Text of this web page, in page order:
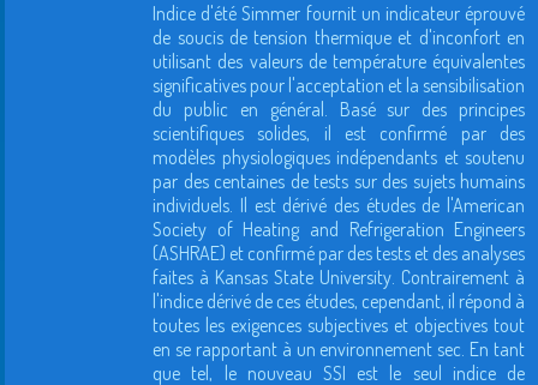
Indice d'été Simmer fournit un indicateur éprouvé
de soucis de tension thermique et d'inconfort en
utilisant des valeurs de température équivalentes
significatives pour l'acceptation et la sensibilisation
du public en général. Basé sur des principes
scientifiques solides, il est confirmé par des
modèles physiologiques indépendants et soutenu
par des centaines de tests sur des sujets humains
individuels. Il est dérivé des études de l'American
Society of Heating and Refrigeration Engineers
(ASHRAE) et confirmé par des tests et des analyses
faites à Kansas State University. Contrairement à
l'indice dérivé de ces études, cependant, il répond à
toutes les exigences subjectives et objectives tout
en se rapportant à un environnement sec. En tant
que tel, le nouveau SSI est le seul indice de